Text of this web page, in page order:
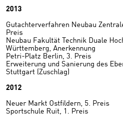
2013
Gutachterverfahren Neubau
Preis
Neubau Fakultät Technik Duale
Württemberg, Anerkennung
Petri-Platz Berlin, 3. Preis
Erweiterung und Sanierung des
Stuttgart (Zuschlag)
2012
Neuer Markt Ostfildern, 5. Preis
Sportschule Ruit, 1. Preis